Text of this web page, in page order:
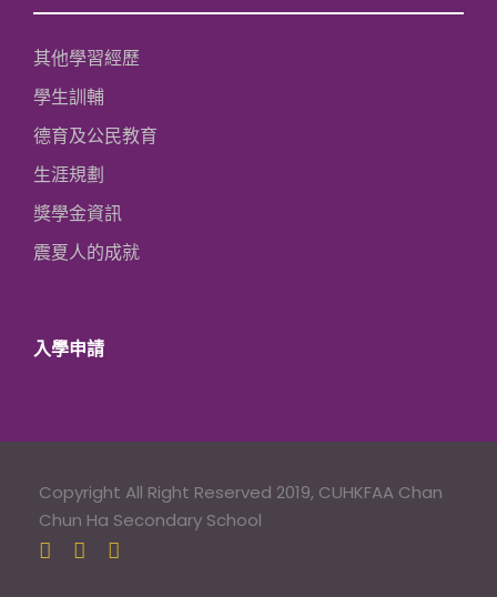
其他學習經歷
學生訓輔
德育及公民教育
生涯規劃
獎學金資訊
震夏人的成就
入學申請
Copyright All Right Reserved 2019, CUHKFAA Chan
Chun Ha Secondary School